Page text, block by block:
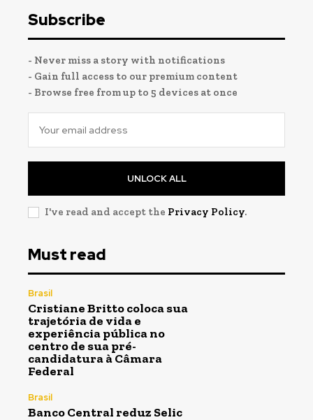
Subscribe
- Never miss a story with notifications
- Gain full access to our premium content
- Browse free from up to 5 devices at once
UNLOCK ALL
I've read and accept the Privacy Policy.
Must read
Brasil
Cristiane Britto coloca sua
trajetória de vida e
experiência pública no
centro de sua pré-
candidatura à Câmara
Federal
Brasil
Banco Central reduz Selic